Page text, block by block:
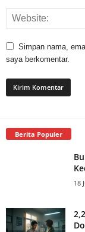
Simpan nama,
saya berkomentar.
Berita Populer
18